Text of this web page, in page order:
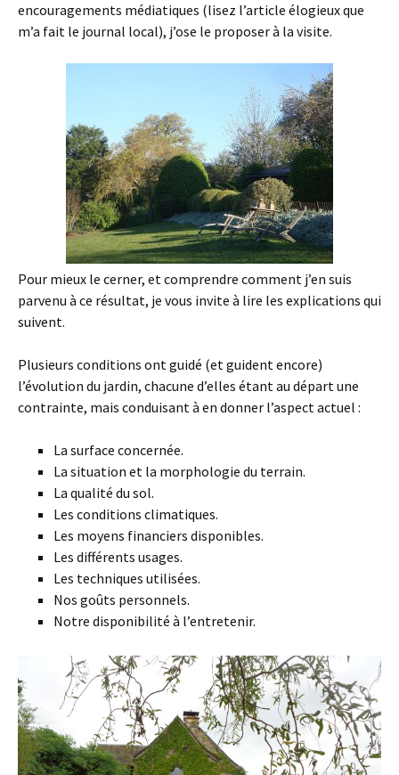
encouragements médiatiques (lisez l’article élogieux que
m’a fait le journal local), j’ose le proposer à la visite.
Pour mieux le cerner, et comprendre comment j’en suis
parvenu à ce résultat, je vous invite à lire les explications qui
suivent.
Plusieurs conditions ont guidé (et guident encore)
l’évolution du jardin, chacune d’elles étant au départ une
contrainte, mais conduisant à en donner l’aspect actuel :
La surface concernée.
La situation et la morphologie du terrain.
La qualité du sol.
Les conditions climatiques.
Les moyens financiers disponibles.
Les différents usages.
Les techniques utilisées.
Nos goûts personnels.
Notre disponibilité à l’entretenir.